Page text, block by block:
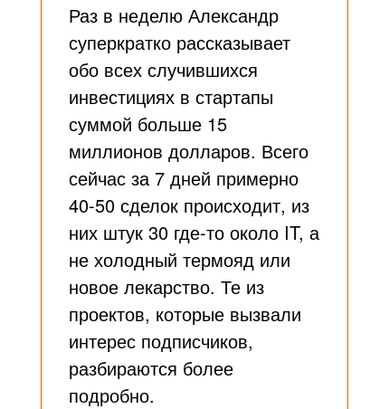
Раз в неделю Александр
суперкратко рассказывает
обо всех случившихся
инвестициях в стартапы
суммой больше 15
миллионов долларов. Всего
сейчас за 7 дней примерно
40-50 сделок происходит, из
них штук 30 где-то около IT, а
не холодный термояд или
новое лекарство. Те из
проектов, которые вызвали
интерес подписчиков,
разбираются более
подробно.